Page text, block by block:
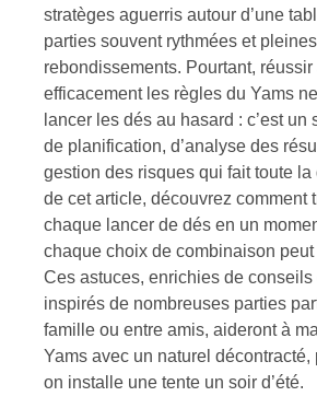
stratèges aguerris autour d’une
parties souvent rythmées et
rebondissements. Pourtant,
efficacement les règles du Yams
lancer les dés au hasard : c’est un
de planification, d’analyse des
gestion des risques qui fait toute la
de cet article, découvrez comment
chaque lancer de dés en un
chaque choix de combinaison peut
Ces astuces, enrichies de conseils
inspirés de nombreuses parties
famille ou entre amis, aideront à
Yams avec un naturel décontracté,
on installe une tente un soir d’été.